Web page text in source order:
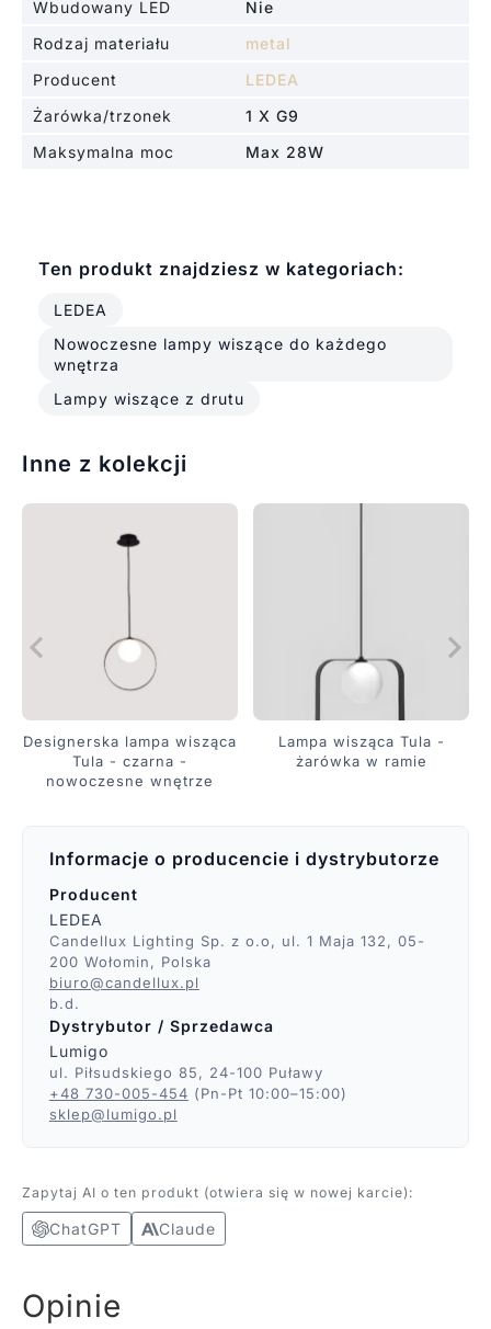
Wbudowany LED
Nie
Rodzaj materiału
metal
Producent
LEDEA
Żarówka/trzonek
1 X G9
Maksymalna moc
Max 28W
Ten produkt znajdziesz w kategoriach:
LEDEA
Nowoczesne lampy wiszące do każdego
wnętrza
Lampy wiszące z drutu
Inne z kolekcji
Designerska lampa wisząca
Tula - czarna -
nowoczesne wnętrze
Lampa wisząca Tula -
żarówka w ramie
Informacje o producencie i dystrybutorze
Producent
LEDEA
Candellux Lighting Sp. z o.o, ul. 1 Maja 132, 05-
200 Wołomin, Polska
biuro@candellux.pl
b.d.
Dystrybutor / Sprzedawca
Lumigo
ul. Piłsudskiego 85, 24-100 Puławy
+48 730-005-454 (Pn-Pt 10:00–15:00)
sklep@lumigo.pl
Zapytaj AI o ten produkt (otwiera się w nowej karcie):
ChatGPT Claude
Opinie